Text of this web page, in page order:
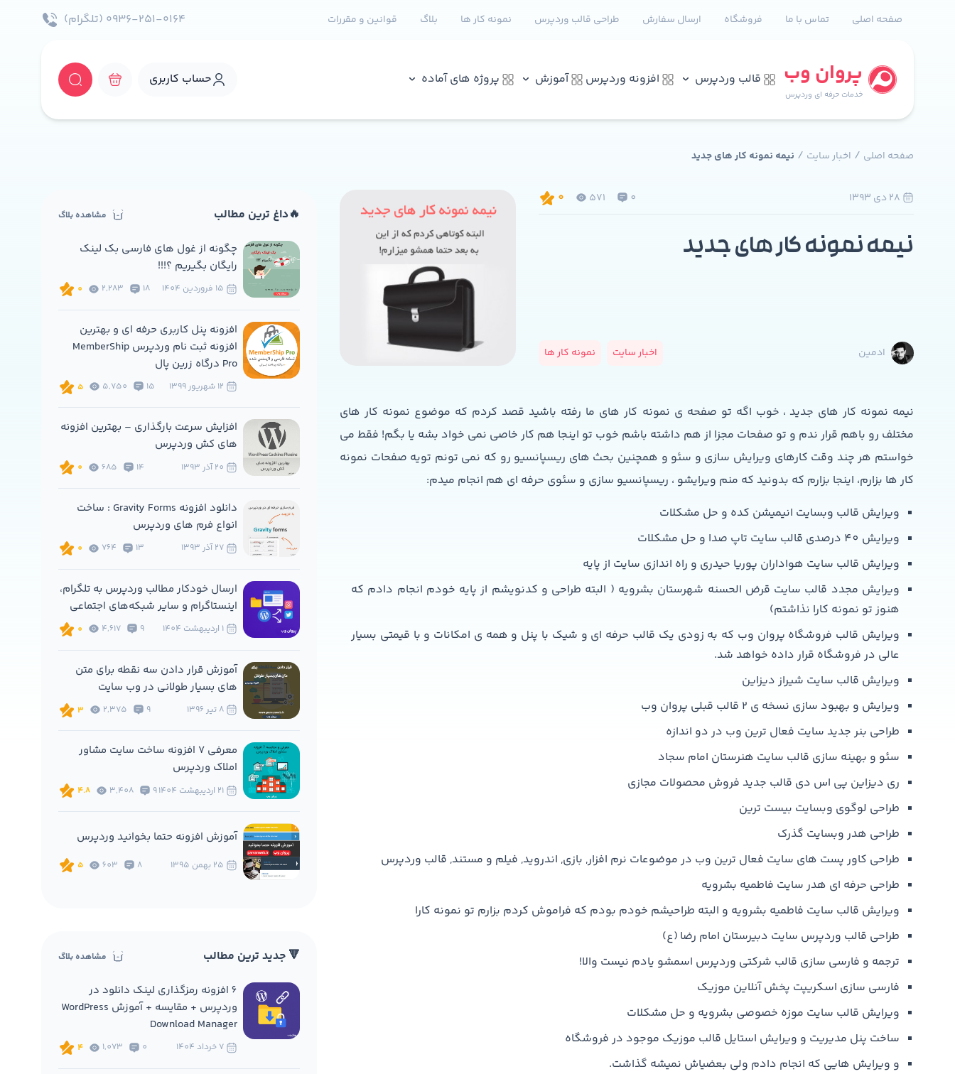
صفحه اصلی تماس با ما فروشگاه ارسال سفارش طراحی قالب وردپرس نمونه کار ها بلاگ قوانین و مقررات ۰۹۳۶-۲۵۱-۰۱۶۴ (تلگرام)
پروان وب
خدمات حرفه ای وردپرس
قالب وردپرس افزونه وردپرس آموزش پروژه های آماده حساب کاربری
صفحه اصلی / اخبار سایت / نیمه نمونه کار های جدید
0
571
0
نیمه نمونه کار های جدید
ادمین اخبار سایت نمونه کار ها
نیمه نمونه کار های جدید ، خوب اگه تو صفحه ی نمونه کار های ما رفته باشید قصد کردم که موضوع نمونه کار های
مختلف رو باهم قرار ندم و تو صفحات مجزا از هم داشته باشم خوب تو اینجا هم کار خاصی نمی خواد بشه یا بگم! فقط می
خواستم هر چند وقت کارهای ویرایش سازی و سئو و همچنین بحث های ریسپانسیو رو که نمی تونم تویه صفحات نمونه
کار ها بزارم، اینجا بزارم که بدونید که منم ویرایشو ، ریسپانسیو سازی و سئوی حرفه ای هم انجام میدم:
ویرایش قالب وبسایت انیمیشن کده و حل مشکلات
ویرایش 40 درصدی قالب سایت تاپ صدا و حل مشکلات
ویرایش قالب سایت هواداران پوریا حیدری و راه اندازی سایت از پایه
ویرایش مجدد قالب سایت قرض الحسنه شهرستان بشرویه ( البته طراحی و کدنویشم از پایه خودم انجام دادم که
هنوز تو نمونه کارا نذاشتم)
ویرایش قالب فروشگاه پروان وب که به زودی یک قالب حرفه ای و شیک با پنل و همه ی امکانات و با قیمتی بسیار
عالی در فروشگاه قرار داده خواهد شد.
ویرایش قالب سایت شیراز دیزاین
ویرایش و بهبود سازی نسخه ی 2 قالب قبلی پروان وب
طراحی بنر جدید سایت فعال ترین وب در دو اندازه
سئو و بهینه سازی قالب سایت هنرستان امام سجاد
ری دیزاین پی اس دی قالب جدید فروش محصولات مجازی
طراحی لوگوی وبسایت بیست ترین
طراحی هدر وبسایت گذرک
طراحی کاور پست های سایت فعال ترین وب در موضوعات نرم افزار, بازی, اندروید, فیلم و مستند, قالب وردپرس
طراحی حرفه ای هدر سایت فاطمیه بشرویه
ویرایش قالب سایت فاطمیه بشرویه و البته طراحیشم خودم بودم که فراموش کردم بزارم تو نمونه کارا
طراحی قالب وردپرس سایت دبیرستان امام رضا (ع)
ترجمه و فارسی سازی قالب شرکتی وردپرس اسمشو یادم نیست والا!
فارسی سازی اسکریپت پخش آنلاین موزیک
ویرایش قالب سایت موزه خصوصی بشرویه و حل مشکلات
ساخت پنل مدیریت و ویرایش استایل قالب موزیک موجود در فروشگاه
و ویرایش هایی که انجام دادم ولی بعضیاش نمیشه گذاشت.
🔥داغ ترین مطالب مشاهده بلاگ
چگونه از غول های فارسی بک لینک
رایگان بگیریم ؟!!!
18
2,283
0
افزونه پنل کاربری حرفه ای و بهترین
افزونه ثبت نام وردپرس MemberShip
Pro درگاه زرین پال
15
5,750
5
افزایش سرعت بارگذاری – بهترین افزونه
های کش وردپرس
14
685
0
دانلود افزونه Gravity Forms : ساخت
انواع فرم های وردپرس
13
764
0
ارسال خودکار مطالب وردپرس به تلگرام،
اینستاگرام و سایر شبکه‌های اجتماعی
9
4,617
0
آموزش قرار دادن سه نقطه برای متن
های بسیار طولانی در وب سایت
9
2,375
3
معرفی 7 افزونه ساخت سایت مشاور
املاک وردپرس
9
3,408
4.8
آموزش افزونه حتما بخوانید وردپرس
8
603
5
🔻 جدید ترین مطالب مشاهده بلاگ
6 افزونه‌ رمزگذاری لینک دانلود در
وردپرس + مقایسه + آموزش WordPress
Download Manager
0
1,073
4